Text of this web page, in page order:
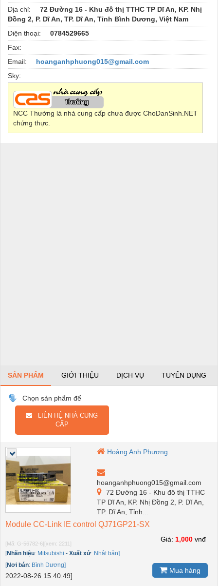
Địa chỉ:
72 Đường 16 - Khu đô thị TTHC TP Dĩ An, KP. Nhị
Đồng 2, P. Dĩ An, TP. Dĩ An, Tỉnh Bình Dương, Việt Nam
Điện thoại:
0784529665
Fax:
Email:
hoanganhphuong015@gmail.com
Sky:
NCC Thường là nhà cung cấp chưa được ChoDanSinh.NET
chứng thực.
SẢN PHẨM GIỚI THIỆU DỊCH VỤ TUYỂN DỤNG
Chọn sản phẩm để
LIÊN HỆ NHÀ CUNG
CẤP
Hoàng Anh Phương
hoanganhphuong015@gmail.com
72 Đường 16 - Khu đô thị TTHC
TP Dĩ An, KP. Nhị Đồng 2, P. Dĩ An,
TP. Dĩ An, Tỉnh...
Module CC-Link IE control QJ71GP21-SX
[Mã: G-56782-6] [xem: 2211]
[Nhãn hiệu: Mitsubishi - Xuất xứ: Nhật bản]
[Nơi bán: Bình Dương]
2022-08-26 15:40:49]
Giá: 1,000 vnđ
Mua hàng